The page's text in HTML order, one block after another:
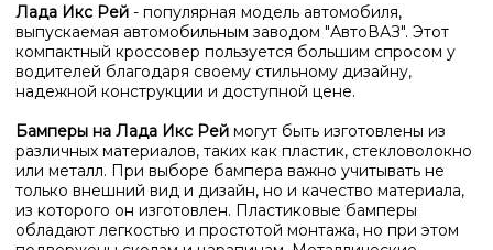
Лада Икс Рей - популярная модель автомобиля,
выпускаемая автомобильным заводом "АвтоВАЗ". Этот
компактный кроссовер пользуется большим спросом у
водителей благодаря своему стильному дизайну,
надежной конструкции и доступной цене.
Бамперы на Лада Икс Рей могут быть изготовлены из
различных материалов, таких как пластик, стекловолокно
или металл. При выборе бампера важно учитывать не
только внешний вид и дизайн, но и качество материала,
из которого он изготовлен. Пластиковые бамперы
обладают легкостью и простотой монтажа, но при этом